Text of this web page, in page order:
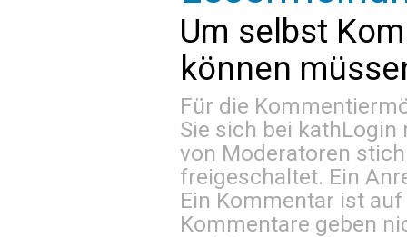
Um selbst
können
Für die
Sie sich bei kathLogin
von Moderatoren
freigeschaltet. Ein
Ein Kommentar ist
Kommentare geben